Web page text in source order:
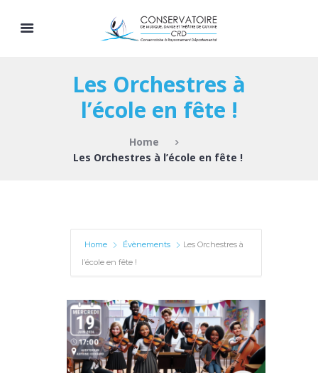
Les Orchestres à
l’école en fête !
Home
Les Orchestres à l’école en fête !
Home Évènements
Les Orchestres à
l’école en fête !